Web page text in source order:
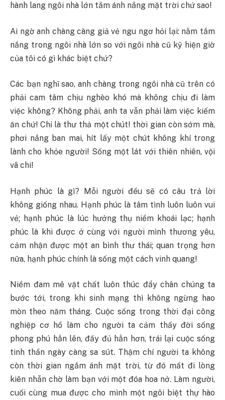
hành lang ngôi nhà lớn tắm ánh nắng mặt trời chứ sao!
Ai ngờ anh chàng càng giả vẻ ngu ngơ hỏi lại: nằm tắm
nắng trong ngôi nhà lớn so với ngôi nhà cũ kỹ hiện giờ
của tôi có gì khác biệt chứ?
Các bạn nghĩ sao, anh chàng trong ngôi nhà cũ trên có
phải cam tâm chịu nghèo khó mà không chịu đi làm
việc không? Không phải, anh ta vẫn phải làm việc kiếm
ăn chứ! Chỉ là thư thả một chút! thời gian còn sớm mà,
phơi nắng ban mai, hít lấy một chút không khí trong
lành cho khỏe người! Sống một lát với thiên nhiên, vội
vã chi!
Hạnh phúc là gì? Mỗi người đều sẽ có câu trả lời
không giống nhau. Hạnh phúc là tâm tình luôn luôn vui
vẻ; hạnh phúc là lúc hưởng thụ niềm khoái lạc; hạnh
phúc là khi được ở cùng với người mình thương yêu,
cảm nhận được một an bình thư thái; quan trọng hơn
nữa, hạnh phúc chính là sống một cách vinh quang!
Niềm đam mê vật chất luôn thúc đẩy chân chúng ta
bước tới, trong khi sinh mạng thì không ngừng hao
mòn theo năm tháng. Cuộc sống trong thời đại công
nghiệp cơ hồ làm cho người ta cảm thấy đời sống
phong phú hẳn lên, đầy đủ hẳn hơn, trái lại cuộc sống
tinh thần ngày càng sa sút. Thậm chí người ta không
còn thời gian ngắm ánh mặt trời, từ đó mất đi lòng
kiên nhẫn chờ làm bạn với một đóa hoa nở. Làm người,
cuối cùng mua được cho mình một ngôi biệt thự hào